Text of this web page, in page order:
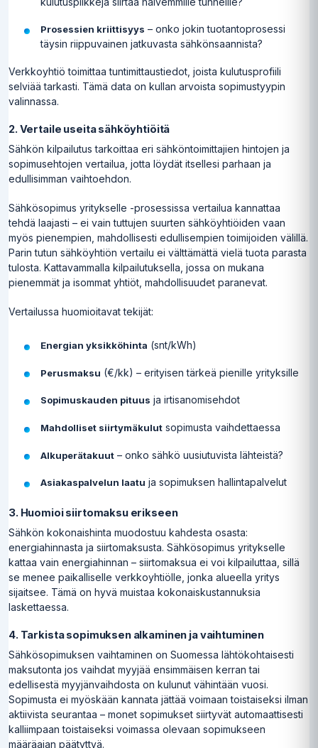
Prosessien kriittisyys – onko jokin tuotantoprosessi
täysin riippuvainen jatkuvasta sähkönsaannista?
Verkkoyhtiö toimittaa tuntimittaustiedot, joista kulutusprofiili
selviää tarkasti. Tämä data on kullan arvoista sopimustyypin
valinnassa.
2. Vertaile useita sähköyhtiöitä
Sähkön kilpailutus tarkoittaa eri sähköntoimittajien hintojen ja
sopimusehtojen vertailua, jotta löydät itsellesi parhaan ja
edullisimman vaihtoehdon.
Sähkösopimus yritykselle -prosessissa vertailua kannattaa
tehdä laajasti – ei vain tuttujen suurten sähköyhtiöiden vaan
myös pienempien, mahdollisesti edullisempien toimijoiden välillä.
Parin tutun sähköyhtiön vertailu ei välttämättä vielä tuota parasta
tulosta. Kattavammalla kilpailutuksella, jossa on mukana
pienemmät ja isommat yhtiöt, mahdollisuudet paranevat.
Vertailussa huomioitavat tekijät:
Energian yksikköhinta (snt/kWh)
Perusmaksu (€/kk) – erityisen tärkeä pienille yrityksille
Sopimuskauden pituus ja irtisanomisehdot
Mahdolliset siirtymäkulutsopimusta vaihdettaessa
Alkuperätakuut– onko sähkö uusiutuvista lähteistä?
Asiakaspalvelun laatu ja sopimuksen hallintapalvelut
3. Huomioi siirtomaksu erikseen
Sähkön kokonaishinta muodostuu kahdesta osasta:
energiahinnasta ja siirtomaksusta. Sähkösopimus yritykselle
kattaa vain energiahinnan – siirtomaksua ei voi kilpailuttaa, sillä
se menee paikalliselle verkkoyhtiölle, jonka alueella yritys
sijaitsee. Tämä on hyvä muistaa kokonaiskustannuksia
laskettaessa.
4. Tarkista sopimuksen alkaminen ja vaihtuminen
Sähkösopimuksen vaihtaminen on Suomessa lähtökohtaisesti
maksutonta jos vaihdat myyjää ensimmäisen kerran tai
edellisestä myyjänvaihdosta on kulunut vähintään vuosi.
Sopimusta ei myöskään kannata jättää voimaan toistaiseksi ilman
aktiivista seurantaa – monet sopimukset siirtyvät automaattisesti
kalliimpaan toistaiseksi voimassa olevaan sopimukseen
määräajan päätyttyä.